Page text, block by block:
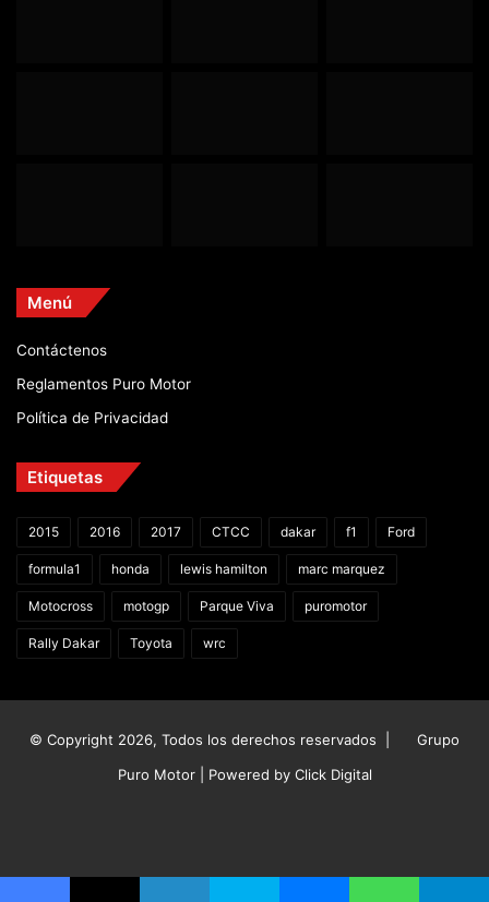
Menú
Contáctenos
Reglamentos Puro Motor
Política de Privacidad
Etiquetas
2015 2016 2017 CTCC dakar f1 Ford
formula1 honda lewis hamilton marc marquez
Motocross motogp Parque Viva puromotor
Rally Dakar Toyota wrc
© Copyright 2026, Todos los derechos reservados |
Grupo
Puro Motor | Powered by Click Digital